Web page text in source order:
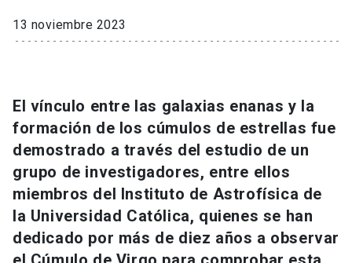
Información para keyboard_arrow_down
Futuros estudiantes
Estudiantes
Académicos
Go to english site launch
ACCESOS DIRECTOS
Admisión launch
13 noviembre 2023
El vínculo entre las galaxias enanas y la
formación de los cúmulos de estrellas fue
demostrado a través del estudio de un
grupo de investigadores, entre ellos
miembros del Instituto de Astrofísica de
la Universidad Católica, quienes se han
dedicado por más de diez años a observar